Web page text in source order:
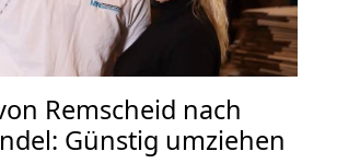
Remscheid nach
Günstig umziehen